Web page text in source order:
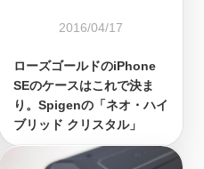
2016/04/17
ローズゴールドのiPhone
SEのケースはこれで決ま
り。Spigenの「ネオ・ハイ
ブリッド クリスタル」